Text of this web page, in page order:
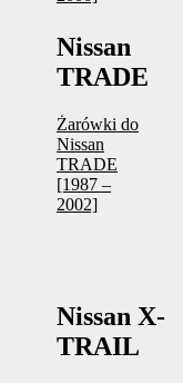
Nissan
TRADE
Żarówki do
Nissan
TRADE
[1987 –
2002]
Nissan X-
TRAIL